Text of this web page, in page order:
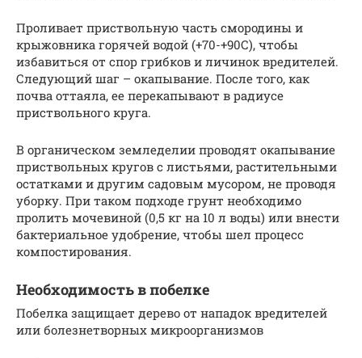
Проливает приствольную часть смородины и
крыжовника горячей водой (+70-+90С), чтобы
избавиться от спор грибков и личинок вредителей.
Следующий шаг – окапывание. После того, как
почва оттаяла, ее перекапывают в радиусе
приствольного круга.
В органическом земледелии проводят окапывание
приствольных кругов с листьями, растительными
остатками и другим садовым мусором, не проводя
уборку. При таком подходе грунт необходимо
пролить мочевиной (0,5 кг на 10 л воды) или внести
бактериальное удобрение, чтобы шел процесс
компостирования.
Необходимость в побелке
Побелка защищает дерево от нападок вредителей
или болезнетворных микроорганизмов